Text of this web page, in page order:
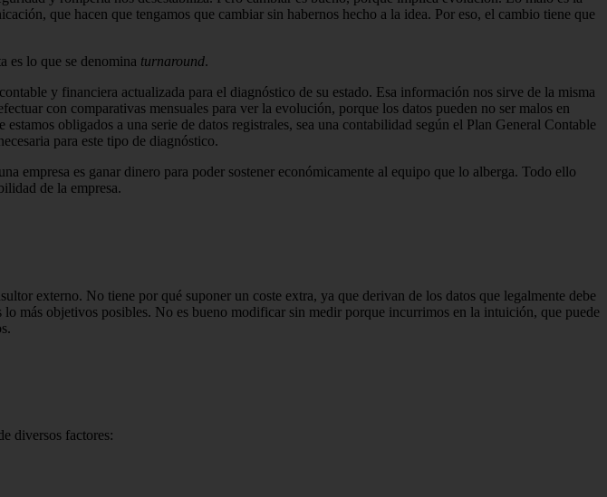
que hacen que tengamos que cambiar sin habernos hecho a la idea. Por eso, el cambio tiene que
es lo que se denomina turnaround.
y financiera actualizada para el diagnóstico de su estado. Esa información nos sirve de la misma
con comparativas mensuales para ver la evolución, porque los datos pueden no ser malos en
obligados a una se­rie de datos registrales, sea una contabi­lidad según el Plan General Contable
para este tipo de diagnóstico.
em­presa es ganar dinero para poder sos­tener económicamente al equipo que lo alberga. Todo ello
de la empresa.
ex­terno. No tiene por qué suponer un cos­te extra, ya que derivan de los datos que legalmente debe
más objetivos posibles. No es bueno modificar sin medir porque incu­rrimos en la intuición, que puede
diver­sos factores: